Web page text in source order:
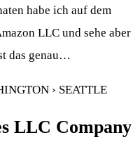
habe ich auf dem
LLC und sehe aber
das genau…
› SEATTLE
LLC Company